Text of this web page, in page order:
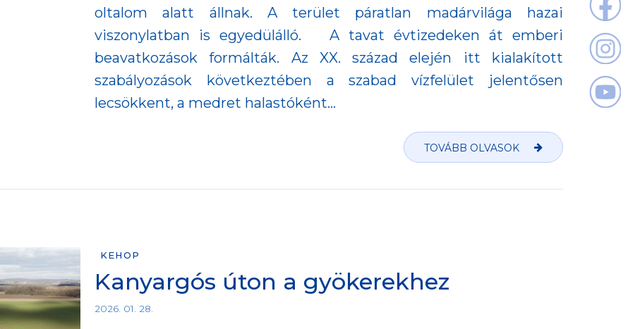
oltalom alatt állnak. A terület páratlan madárvilága hazai
viszonylatban is egyedülálló. A tavat évtizedeken át emberi
beavatkozások formálták. Az XX. század elején itt kialakított
szabályozások következtében a szabad vízfelület jelentősen
lecsökkent, a medret halastóként...
TOVÁBB OLVASOK
KEHOP
Kanyargós úton a gyökerekhez
2026. 01. 28.